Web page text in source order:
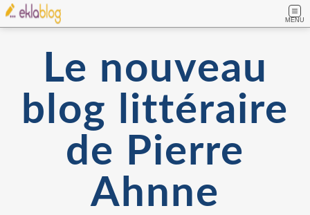
MENU
Le nouveau
blog littéraire
de Pierre
Ahnne